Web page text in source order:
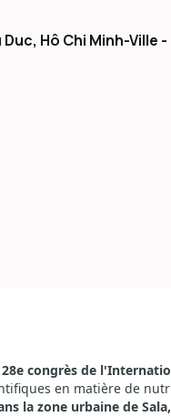
Hô Chi Minh-Ville -
28e congrès de
en matière de
la zone urbaine de